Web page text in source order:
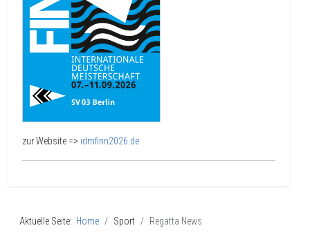
zur Website => idmfinn2026.de
Aktuelle Seite: Home Sport Regatta News